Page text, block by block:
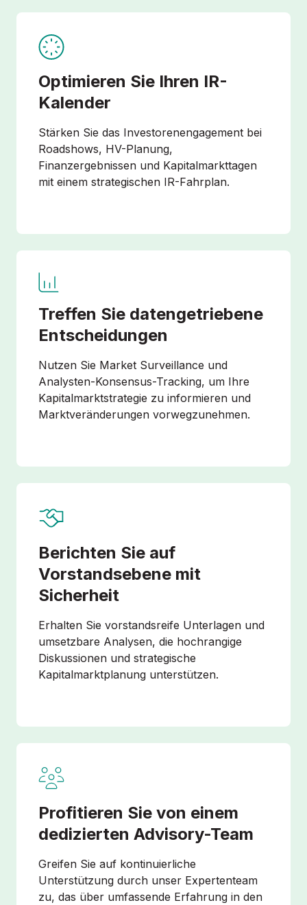
Optimieren Sie Ihren IR-
Kalender
Stärken Sie das Investorenengagement bei
Roadshows, HV-Planung,
Finanzergebnissen und Kapitalmarkttagen
mit einem strategischen IR-Fahrplan.
Treffen Sie datengetriebene
Entscheidungen
Nutzen Sie Market Surveillance und
Analysten-Konsensus-Tracking, um Ihre
Kapitalmarktstrategie zu informieren und
Marktveränderungen vorwegzunehmen.
Berichten Sie auf
Vorstandsebene mit
Sicherheit
Erhalten Sie vorstandsreife Unterlagen und
umsetzbare Analysen, die hochrangige
Diskussionen und strategische
Kapitalmarktplanung unterstützen.
Profitieren Sie von einem
dedizierten Advisory-Team
Greifen Sie auf kontinuierliche
Unterstützung durch unser Expertenteam
zu, das über umfassende Erfahrung in den